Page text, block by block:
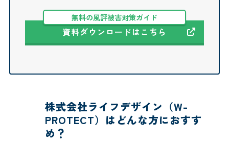
無料の風評被害対策ガイド
資料ダウンロードはこちら
株式会社ライフデザイン（W-
PROTECT）はどんな方におすす
め？